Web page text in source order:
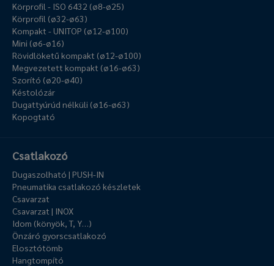
Körprofil - ISO 6432 (ø8-ø25)
Körprofil (ø32-ø63)
Kompakt - UNITOP (ø12-ø100)
Mini (ø6-ø16)
Rövidlöketű kompakt (ø12-ø100)
Megvezetett kompakt (ø16-ø63)
Szorító (ø20-ø40)
Késtolózár
Dugattyúrúd nélküli (ø16-ø63)
Kopogtató
Csatlakozó
Dugaszolható | PUSH-IN
Pneumatika csatlakozó készletek
Csavarzat
Csavarzat | INOX
Idom (könyök, T, Y…)
Önzáró gyorscsatlakozó
Elosztótömb
Hangtompító